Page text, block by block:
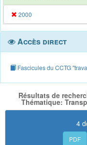
2000
Accès direct
Fascicules du CCTG
Résultats de
Thématique:
4
PDF